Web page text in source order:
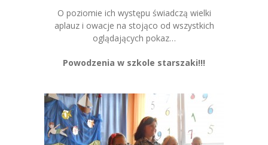
O poziomie ich występu świadczą wielki
aplauz i owacje na stojąco od wszystkich
oglądających pokaz…
Powodzenia w szkole starszaki!!!